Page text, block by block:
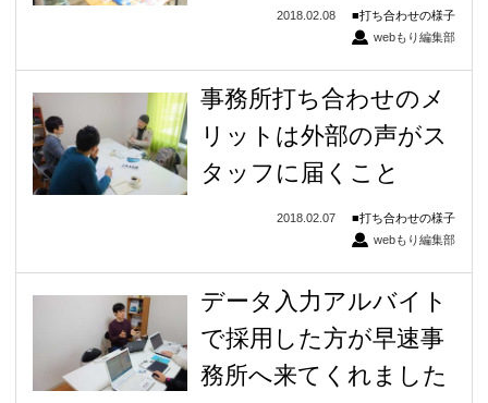
2018.02.08
打ち合わせの様子
webもり編集部
事務所打ち合わせのメ
リットは外部の声がス
タッフに届くこと
2018.02.07
打ち合わせの様子
webもり編集部
データ入力アルバイト
で採用した方が早速事
務所へ来てくれました